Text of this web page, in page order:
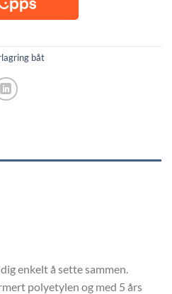
båt
enkelt å sette sammen.
polyetylen og med 5 års